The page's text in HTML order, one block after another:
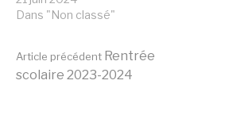
Dans "Non classé"
Lire
Article précédent Rentrée
scolaire 2023-2024